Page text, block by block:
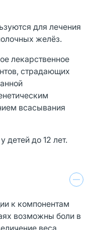
для лечения
желёз.
лекарственное
страдающих
всасывания
детей до 12 лет.
к компонентам
возможны боли в
веса,